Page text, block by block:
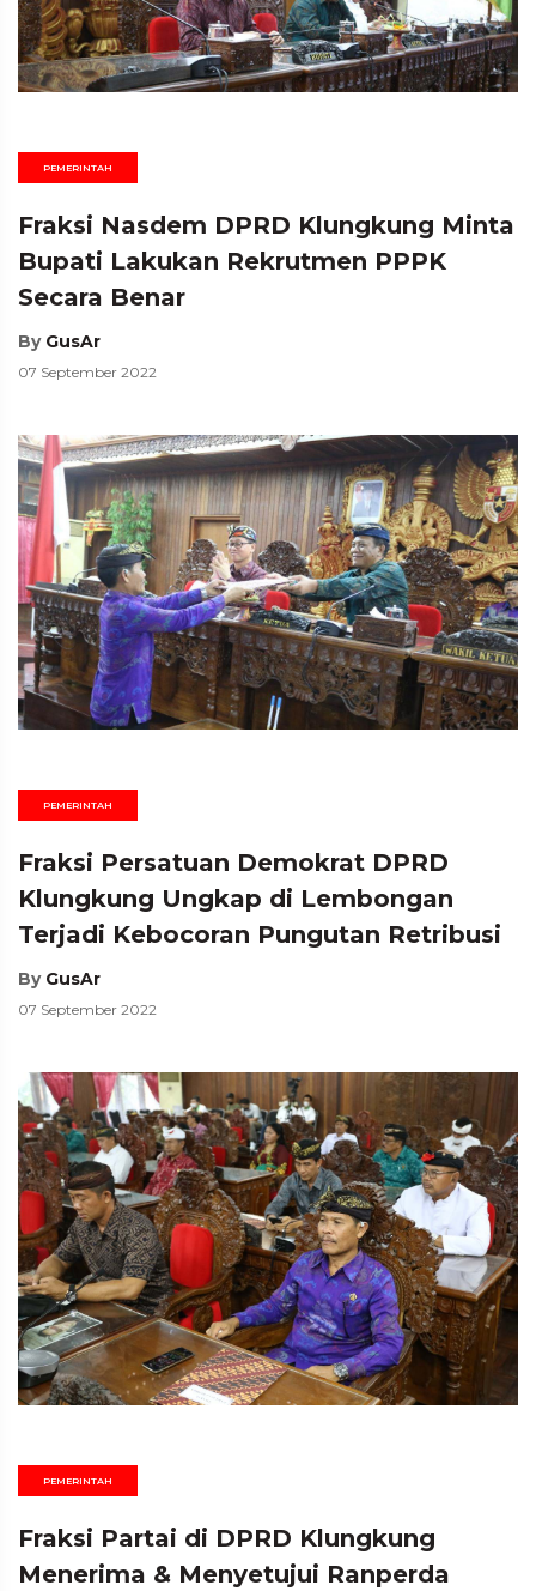
PEMERINTAH
Fraksi Nasdem DPRD Klungkung Minta
Bupati Lakukan Rekrutmen PPPK
Secara Benar
By GusAr
07 September 2022
PEMERINTAH
Fraksi Persatuan Demokrat DPRD
Klungkung Ungkap di Lembongan
Terjadi Kebocoran Pungutan Retribusi
By GusAr
07 September 2022
PEMERINTAH
Fraksi Partai di DPRD Klungkung
Menerima & Menyetujui Ranperda